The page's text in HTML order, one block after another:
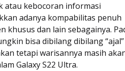
atau kebocoran informasi
adanya kompabilitas penuh
khusus dan lain sebagainya.
bisa dibilang dibilang “ajal”
tetapi warisannya masih
Galaxy S22 Ultra.